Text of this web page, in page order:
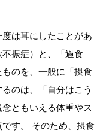
度は耳にしたことがあ
振症）と、「過食
のを、一般に「摂食
のは、「自分はこう
ともいえる体重やス
す。 そのため、摂食